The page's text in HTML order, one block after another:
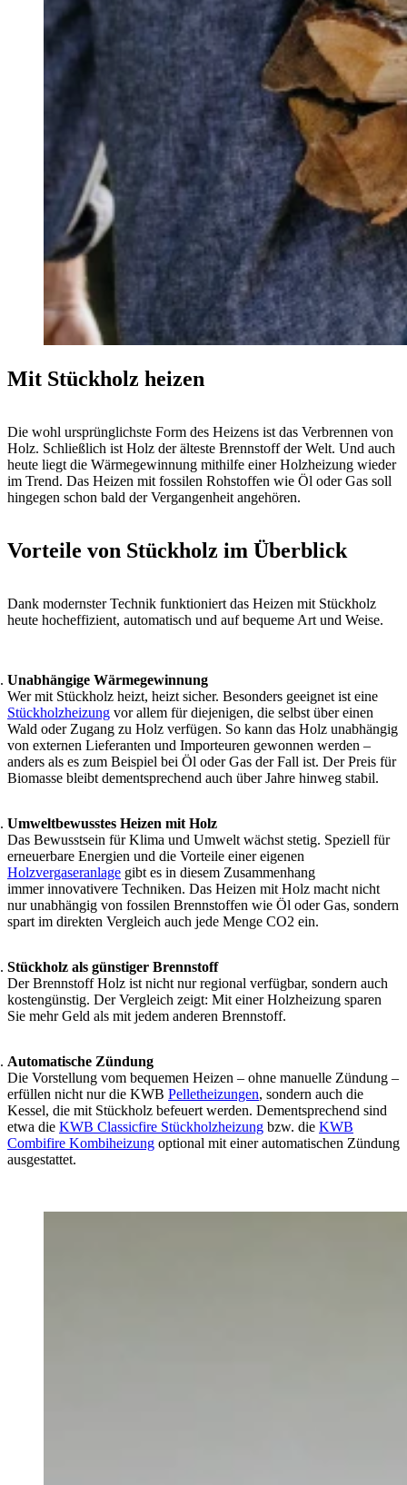
Mit Stückholz heizen
Die wohl ursprünglichste Form des Heizens ist das Verbrennen von
Holz. Schließlich ist Holz der älteste Brennstoff der Welt. Und auch
heute liegt die Wärmegewinnung mithilfe einer Holzheizung wieder
im Trend. Das Heizen mit fossilen Rohstoffen wie Öl oder Gas soll
hingegen schon bald der Vergangenheit angehören.
Vorteile von Stückholz im Überblick
Dank modernster Technik funktioniert das Heizen mit Stückholz
heute hocheffizient, automatisch und auf bequeme Art und Weise.
Unabhängige Wärmegewinnung
Wer mit Stückholz heizt, heizt sicher. Besonders geeignet ist eine
Stückholzheizung vor allem für diejenigen, die selbst über einen
Wald oder Zugang zu Holz verfügen. So kann das Holz unabhängig
von externen Lieferanten und Importeuren gewonnen werden –
anders als es zum Beispiel bei Öl oder Gas der Fall ist. Der Preis für
Biomasse bleibt dementsprechend auch über Jahre hinweg stabil.
Umweltbewusstes Heizen mit Holz
Das Bewusstsein für Klima und Umwelt wächst stetig. Speziell für
erneuerbare Energien und die Vorteile einer eigenen
Holzvergaseranlage gibt es in diesem Zusammenhang
immer innovativere Techniken. Das Heizen mit Holz macht nicht
nur unabhängig von fossilen Brennstoffen wie Öl oder Gas, sondern
spart im direkten Vergleich auch jede Menge CO2 ein.
Stückholz als günstiger Brennstoff
Der Brennstoff Holz ist nicht nur regional verfügbar, sondern auch
kostengünstig. Der Vergleich zeigt: Mit einer Holzheizung sparen
Sie mehr Geld als mit jedem anderen Brennstoff.
Automatische Zündung
Die Vorstellung vom bequemen Heizen – ohne manuelle Zündung –
erfüllen nicht nur die KWB Pelletheizungen, sondern auch die
Kessel, die mit Stückholz befeuert werden. Dementsprechend sind
etwa die KWB Classicfire Stückholzheizung bzw. die KWB
Combifire Kombiheizung optional mit einer automatischen Zündung
ausgestattet.